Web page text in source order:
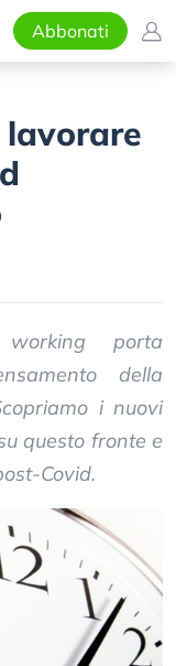
Abbonati
lavorare
working porta
della
i nuovi
questo fronte e
Covid.